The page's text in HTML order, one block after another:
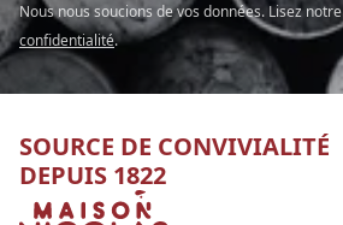
Nous nous soucions de vos données. Lisez notre
confidentialité.
SOURCE DE CONVIVIALITÉ
DEPUIS 1822
Nicolas